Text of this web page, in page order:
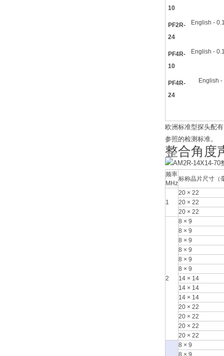
10
PF2R-
24
English -
PF4R-
10
English -
PF4R-
24
English -
欧洲标准型探头配
参照的检测标准。
整合角度
频率
MHz
标称晶片尺寸（
1
20 × 22
20 × 22
20 × 22
2
8 × 9
8 × 9
8 × 9
8 × 9
8 × 9
8 × 9
14 × 14
14 × 14
14 × 14
20 × 22
20 × 22
20 × 22
20 × 22
8 × 9
8 × 9